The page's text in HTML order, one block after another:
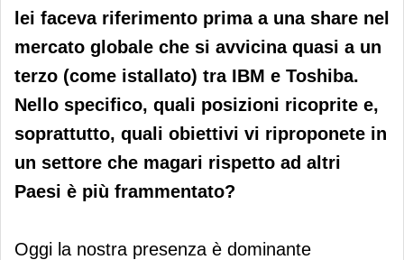
lei faceva riferimento prima a una share nel
mercato globale che si avvicina quasi a un
terzo (come istallato) tra IBM e Toshiba.
Nello specifico, quali posizioni ricoprite e,
soprattutto, quali obiettivi vi riproponete in
un settore che magari rispetto ad altri
Paesi è più frammentato?
Oggi la nostra presenza è dominante